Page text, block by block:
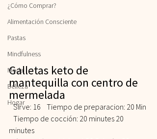
¿Cómo Comprar?
Alimentación Consciente
Pastas
Mindfulness
Moda
Belleza
Hogar
Galletas keto de
mantequilla con centro de
mermelada
   Sirve: 16    Tiempo de preparacion: 20 Min
   Tiempo de cocción: 20 minutes 20
minutes